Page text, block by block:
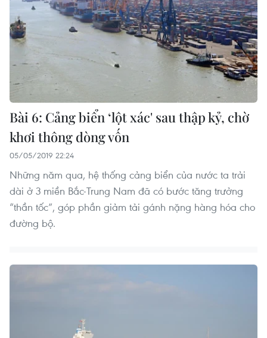
Bài 6: Cảng biển ‘lột xác' sau thập kỷ, chờ
khơi thông dòng vốn
05/05/2019 22:24
Những năm qua, hệ thống cảng biển của nước ta trải
dài ở 3 miền Bắc-Trung Nam đã có bước tăng trưởng
“thần tốc”, góp phần giảm tải gánh nặng hàng hóa cho
đường bộ.